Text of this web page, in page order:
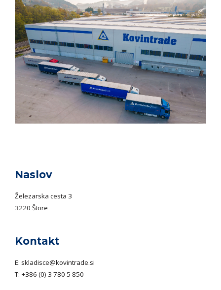
Naslov
Železarska cesta 3
3220 Štore
Kontakt
E: skladisce@kovintrade.si
T: +386 (0) 3 780 5 850